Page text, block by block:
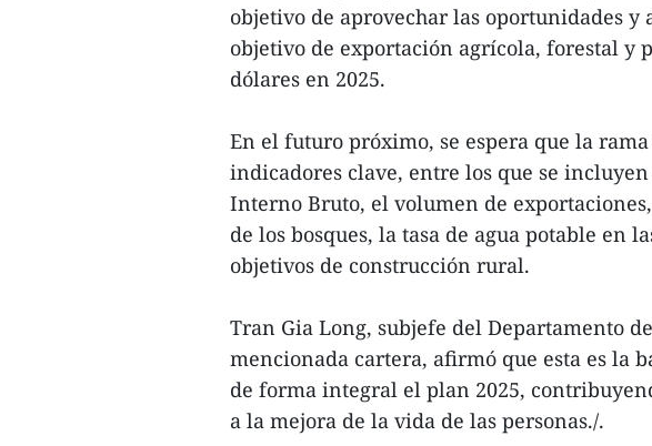
objetivo de aprovechar las oportunidades
objetivo de exportación agrícola, forestal y
dólares en 2025.
En el futuro próximo, se espera que la
indicadores clave, entre los que se
Interno Bruto, el volumen de
de los bosques, la tasa de agua potable en
objetivos de construcción rural.
Tran Gia Long, subjefe del Departamento
mencionada cartera, afirmó que esta es la
de forma integral el plan 2025,
a la mejora de la vida de las personas./.